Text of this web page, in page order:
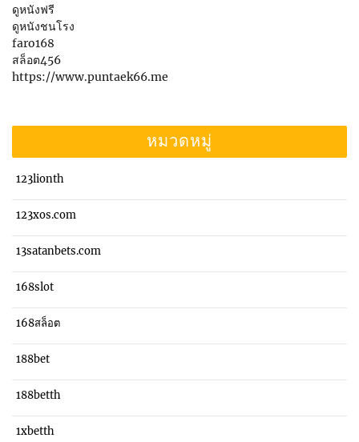
ดูหนังฟรี
ดูหนังชนโรง
faro168
สล็อต456
https://www.puntaek66.me
หมวดหมู่
123lionth
123xos.com
13satanbets.com
168slot
168สล็อต
188bet
188betth
1xbetth